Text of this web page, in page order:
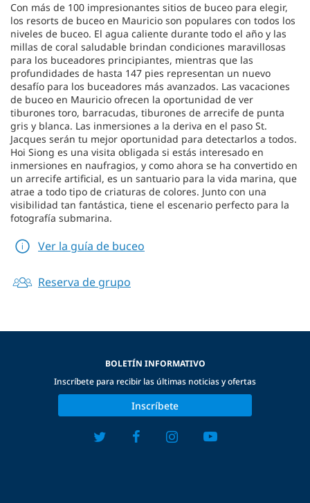
Con más de 100 impresionantes sitios de buceo para elegir,
los resorts de buceo en Mauricio son populares con todos los
niveles de buceo. El agua caliente durante todo el año y las
millas de coral saludable brindan condiciones maravillosas
para los buceadores principiantes, mientras que las
profundidades de hasta 147 pies representan un nuevo
desafío para los buceadores más avanzados. Las vacaciones
de buceo en Mauricio ofrecen la oportunidad de ver
tiburones toro, barracudas, tiburones de arrecife de punta
gris y blanca. Las inmersiones a la deriva en el paso St.
Jacques serán tu mejor oportunidad para detectarlos a todos.
Hoi Siong es una visita obligada si estás interesado en
inmersiones en naufragios, y como ahora se ha convertido en
un arrecife artificial, es un santuario para la vida marina, que
atrae a todo tipo de criaturas de colores. Junto con una
visibilidad tan fantástica, tiene el escenario perfecto para la
fotografía submarina.
Ver la guía de buceo
Reserva de grupo
BOLETÍN INFORMATIVO
Inscríbete para recibir las últimas noticias y ofertas
Inscríbete